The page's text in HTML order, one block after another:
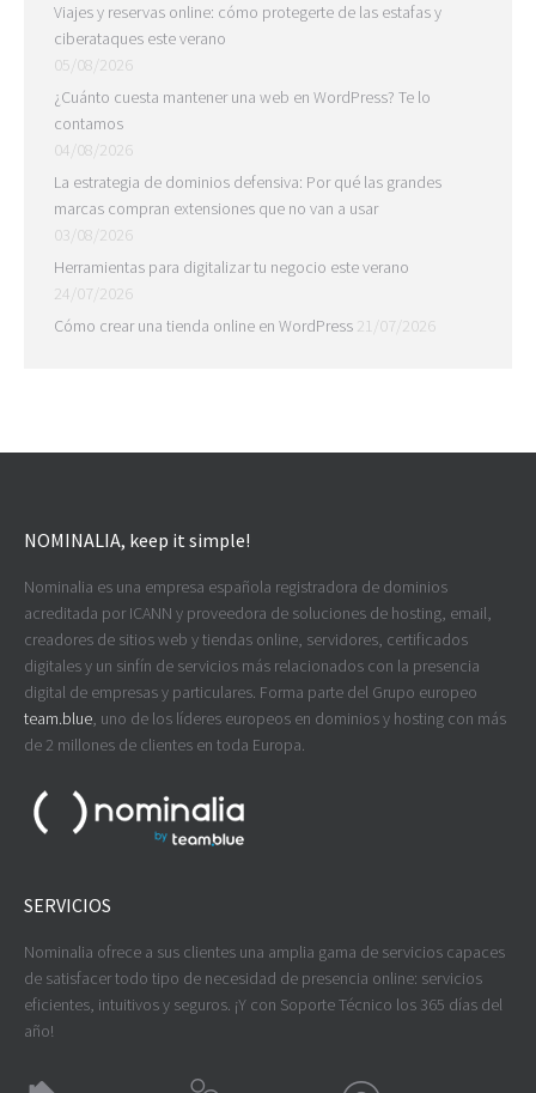
Viajes y reservas online: cómo protegerte de las estafas y
ciberataques este verano
05/08/2026
¿Cuánto cuesta mantener una web en WordPress? Te lo
contamos
04/08/2026
La estrategia de dominios defensiva: Por qué las grandes
marcas compran extensiones que no van a usar
03/08/2026
Herramientas para digitalizar tu negocio este verano
24/07/2026
Cómo crear una tienda online en WordPress 21/07/2026
NOMINALIA, keep it simple!
Nominalia es una empresa española registradora de dominios
acreditada por ICANN y proveedora de soluciones de hosting, email,
creadores de sitios web y tiendas online, servidores, certificados
digitales y un sinfín de servicios más relacionados con la presencia
digital de empresas y particulares. Forma parte del Grupo europeo
team.blue, uno de los líderes europeos en dominios y hosting con más
de 2 millones de clientes en toda Europa.
SERVICIOS
Nominalia ofrece a sus clientes una amplia gama de servicios capaces
de satisfacer todo tipo de necesidad de presencia online: servicios
eficientes, intuitivos y seguros. ¡Y con Soporte Técnico los 365 días del
año!